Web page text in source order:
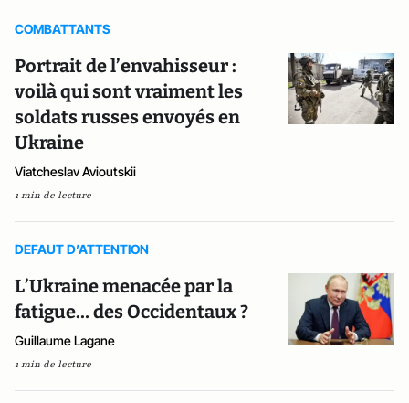
COMBATTANTS
Portrait de l’envahisseur :
voilà qui sont vraiment les
soldats russes envoyés en
Ukraine
Viatcheslav Avioutskii
1 min de lecture
DEFAUT D’ATTENTION
L’Ukraine menacée par la
fatigue… des Occidentaux ?
Guillaume Lagane
1 min de lecture